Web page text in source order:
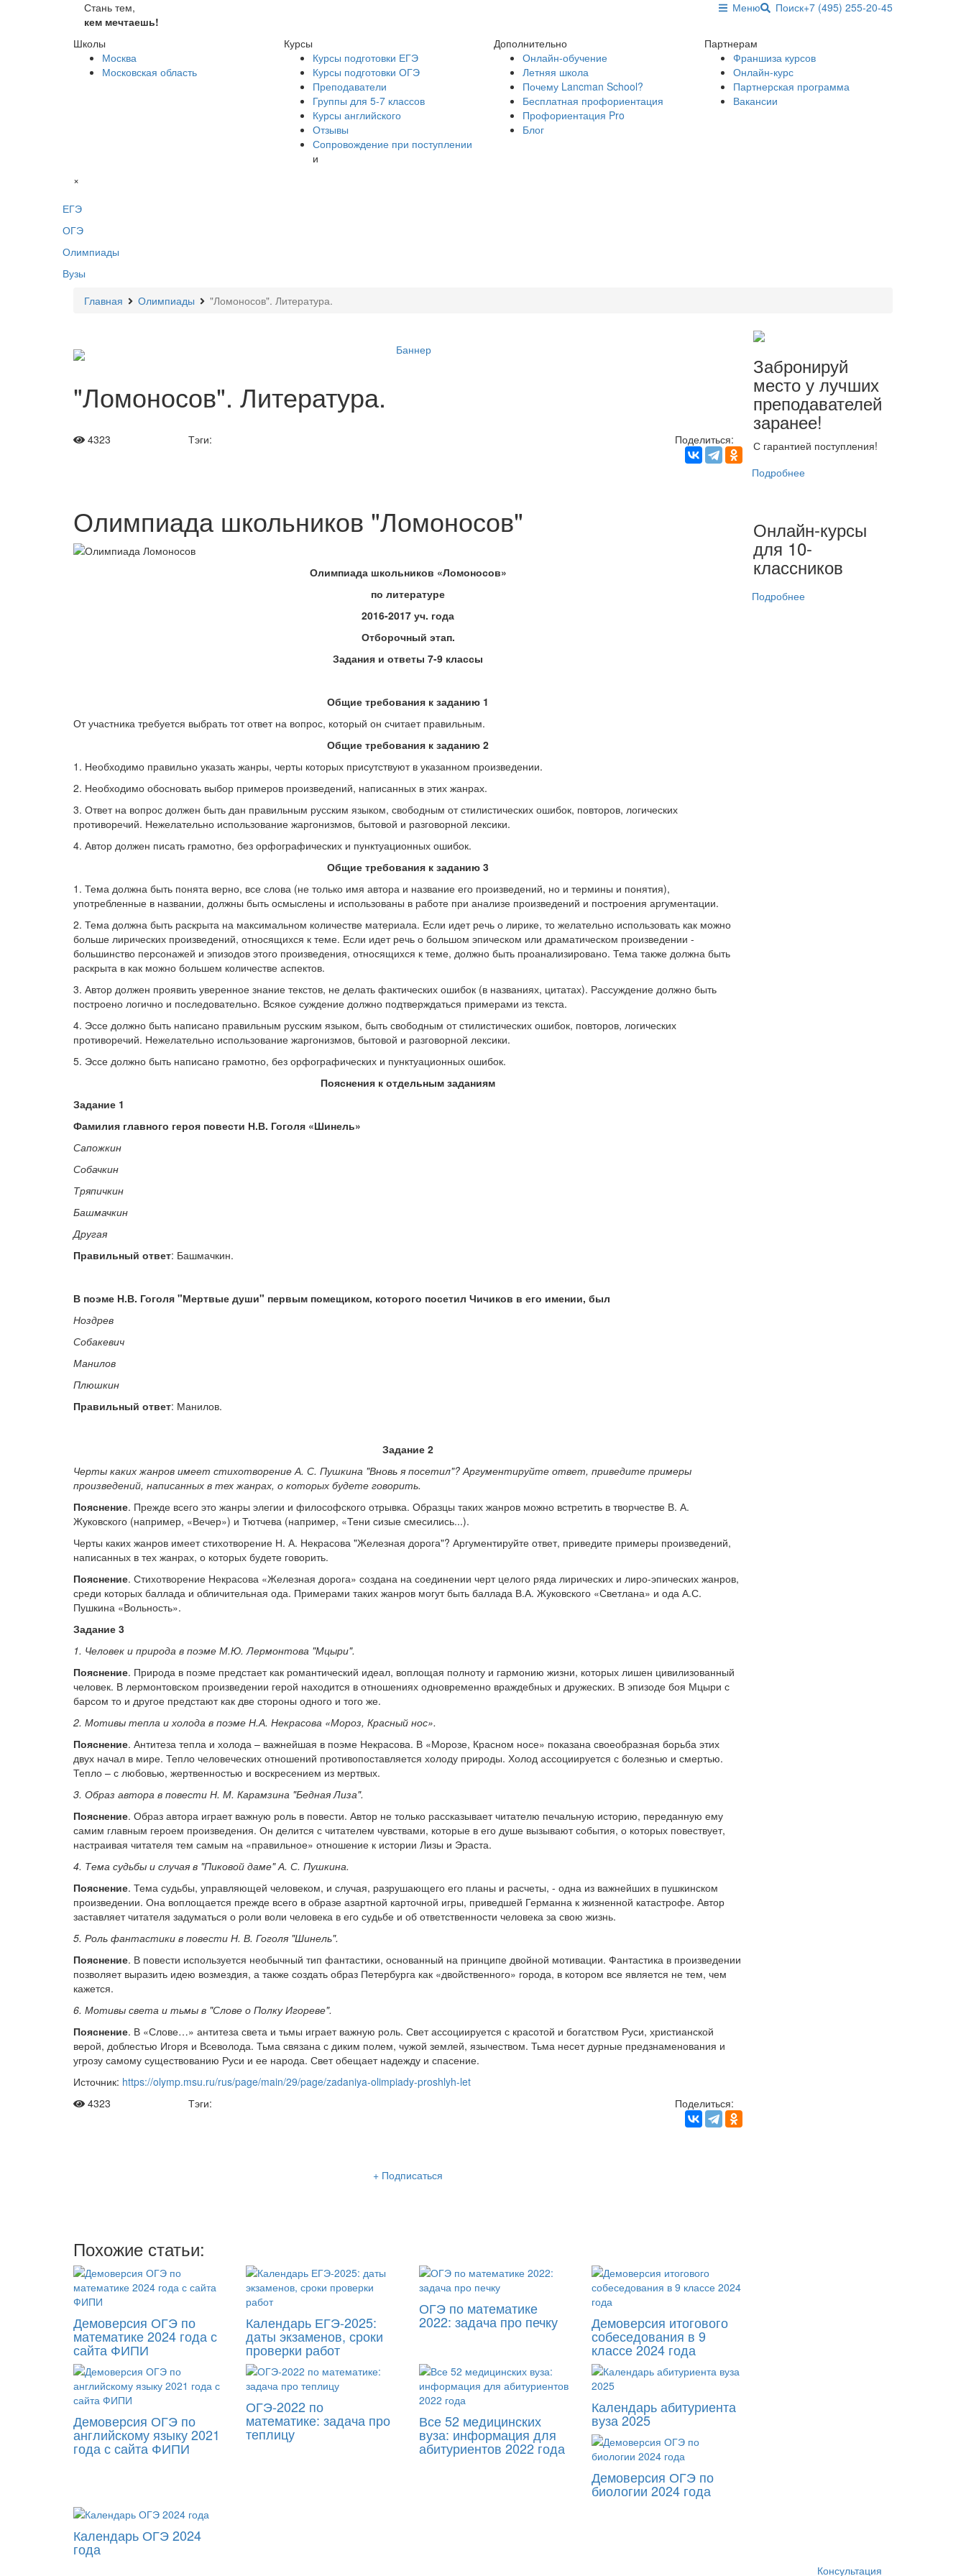
Стань тем,
кем мечтаешь!
+7 (495) 255-20-45
Поиск
Меню
Школы
Москва
Московская область
Курсы
Курсы подготовки ЕГЭ
Курсы подготовки ОГЭ
Преподаватели
Группы для 5-7 классов
Курсы английского
Отзывы
Сопровождение при поступлении
и
Дополнительно
Онлайн-обучение
Летняя школа
Почему Lancman School?
Бесплатная профориентация
Профориентация Pro
Блог
Партнерам
Франшиза курсов
Онлайн-курс
Партнерская программа
Вакансии
×
ЕГЭ
ОГЭ
Олимпиады
Вузы
Главная
Олимпиады "Ломоносов". Литература.
"Ломоносов". Литература.
4323 Тэги: Поделиться:
Олимпиада школьников "Ломоносов"
Олимпиада школьников «Ломоносов»
по литературе
2016-2017 уч. года
Отборочный этап.
Задания и ответы 7-9 классы
Общие требования к заданию 1
От участника требуется выбрать тот ответ на вопрос, который он считает правильным.
Общие требования к заданию 2
1. Необходимо правильно указать жанры, черты которых присутствуют в указанном произведении.
2. Необходимо обосновать выбор примеров произведений, написанных в этих жанрах.
3. Ответ на вопрос должен быть дан правильным русским языком, свободным от стилистических ошибок, повторов, логических
противоречий. Нежелательно использование жаргонизмов, бытовой и разговорной лексики.
4. Автор должен писать грамотно, без орфографических и пунктуационных ошибок.
Общие требования к заданию 3
1. Тема должна быть понята верно, все слова (не только имя автора и название его произведений, но и термины и понятия),
употребленные в названии, должны быть осмыслены и использованы в работе при анализе произведений и построения аргументации.
2. Тема должна быть раскрыта на максимальном количестве материала. Если идет речь о лирике, то желательно использовать как можно
больше лирических произведений, относящихся к теме. Если идет речь о большом эпическом или драматическом произведении -
большинство персонажей и эпизодов этого произведения, относящихся к теме, должно быть проанализировано. Тема также должна быть
раскрыта в как можно большем количестве аспектов.
3. Автор должен проявить уверенное знание текстов, не делать фактических ошибок (в названиях, цитатах). Рассуждение должно быть
построено логично и последовательно. Всякое суждение должно подтверждаться примерами из текста.
4. Эссе должно быть написано правильным русским языком, быть свободным от стилистических ошибок, повторов, логических
противоречий. Нежелательно использование жаргонизмов, бытовой и разговорной лексики.
5. Эссе должно быть написано грамотно, без орфографических и пунктуационных ошибок.
Пояснения к отдельным заданиям
Задание 1
Фамилия главного героя повести Н.В. Гоголя «Шинель»
Сапожкин
Собачкин
Тряпичкин
Башмачкин
Другая
Правильный ответ: Башмачкин.
В поэме Н.В. Гоголя "Мертвые души" первым помещиком, которого посетил Чичиков в его имении, был
Ноздрев
Собакевич
Манилов
Плюшкин
Правильный ответ: Манилов.
Задание 2
Черты каких жанров имеет стихотворение А. С. Пушкина "Вновь я посетил"? Аргументируйте ответ, приведите примеры
произведений, написанных в тех жанрах, о которых будете говорить.
Пояснение. Прежде всего это жанры элегии и философского отрывка. Образцы таких жанров можно встретить в творчестве В. А.
Жуковского (например, «Вечер») и Тютчева (например, «Тени сизые смесились...).
Черты каких жанров имеет стихотворение Н. А. Некрасова "Железная дорога"? Аргументируйте ответ, приведите примеры произведений,
написанных в тех жанрах, о которых будете говорить.
Пояснение. Стихотворение Некрасова «Железная дорога» создана на соединении черт целого ряда лирических и лиро-эпических жанров,
среди которых баллада и обличительная ода. Примерами таких жанров могут быть баллада В.А. Жуковского «Светлана» и ода А.С.
Пушкина «Вольность».
Задание 3
1. Человек и природа в поэме М.Ю. Лермонтова "Мцыри".
Пояснение. Природа в поэме предстает как романтический идеал, воплощая полноту и гармонию жизни, которых лишен цивилизованный
человек. В лермонтовском произведении герой находится в отношениях одновременно враждебных и дружеских. В эпизоде боя Мцыри с
барсом то и другое предстают как две стороны одного и того же.
2. Мотивы тепла и холода в поэме Н.А. Некрасова «Мороз, Красный нос».
Пояснение. Антитеза тепла и холода – важнейшая в поэме Некрасова. В «Морозе, Красном носе» показана своеобразная борьба этих
двух начал в мире. Тепло человеческих отношений противопоставляется холоду природы. Холод ассоциируется с болезнью и смертью.
Тепло – с любовью, жертвенностью и воскресением из мертвых.
3. Образ автора в повести Н. М. Карамзина "Бедная Лиза".
Пояснение. Образ автора играет важную роль в повести. Автор не только рассказывает читателю печальную историю, переданную ему
самим главным героем произведения. Он делится с читателем чувствами, которые в его душе вызывают события, о которых повествует,
настраивая читателя тем самым на «правильное» отношение к истории Лизы и Эраста.
4. Тема судьбы и случая в "Пиковой даме" А. С. Пушкина.
Пояснение. Тема судьбы, управляющей человеком, и случая, разрушающего его планы и расчеты, - одна из важнейших в пушкинском
произведении. Она воплощается прежде всего в образе азартной карточной игры, приведшей Германна к жизненной катастрофе. Автор
заставляет читателя задуматься о роли воли человека в его судьбе и об ответственности человека за свою жизнь.
5. Роль фантастики в повести Н. В. Гоголя "Шинель".
Пояснение. В повести используется необычный тип фантастики, основанный на принципе двойной мотивации. Фантастика в произведении
позволяет выразить идею возмездия, а также создать образ Петербурга как «двойственного» города, в котором все является не тем, чем
кажется.
6. Мотивы света и тьмы в "Слове о Полку Игореве".
Пояснение. В «Слове…» антитеза света и тьмы играет важную роль. Свет ассоциируется с красотой и богатством Руси, христианской
верой, доблестью Игоря и Всеволода. Тьма связана с диким полем, чужой землей, язычеством. Тьма несет дурные предзнаменования и
угрозу самому существованию Руси и ее народа. Свет обещает надежду и спасение.
Источник: https://olymp.msu.ru/rus/page/main/29/page/zadaniya-olimpiady-proshlyh-let
4323
Тэги: Поделиться:
+ Подписаться
Похожие статьи:
Демоверсия ОГЭ по
математике 2024 года с
сайта ФИПИ
Календарь ЕГЭ-2025:
даты экзаменов, сроки
проверки работ
ОГЭ по математике
2022: задача про печку Демоверсия итогового
собеседования в 9
классе 2024 года
Демоверсия ОГЭ по
английскому языку 2021
года с сайта ФИПИ
ОГЭ-2022 по
математике: задача про
теплицу
Все 52 медицинских
вуза: информация для
абитуриентов 2022 года
Календарь абитуриента
вуза 2025
Демоверсия ОГЭ по
биологии 2024 года
Календарь ОГЭ 2024
года
Забронируй
место у лучших
преподавателей
заранее!
С гарантией поступления!
Подробнее
Онлайн-курсы
для 10-
классников
Подробнее
Консультация